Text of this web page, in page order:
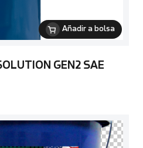
Añadir a bolsa
GEN2 SAE